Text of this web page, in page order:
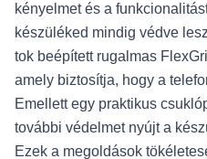
kényelmet és a
készüléked mindig védve
tok beépített rugalmas
amely biztosítja, hogy a
Emellett egy praktikus
további védelmet nyújt a
Ezek a megoldások